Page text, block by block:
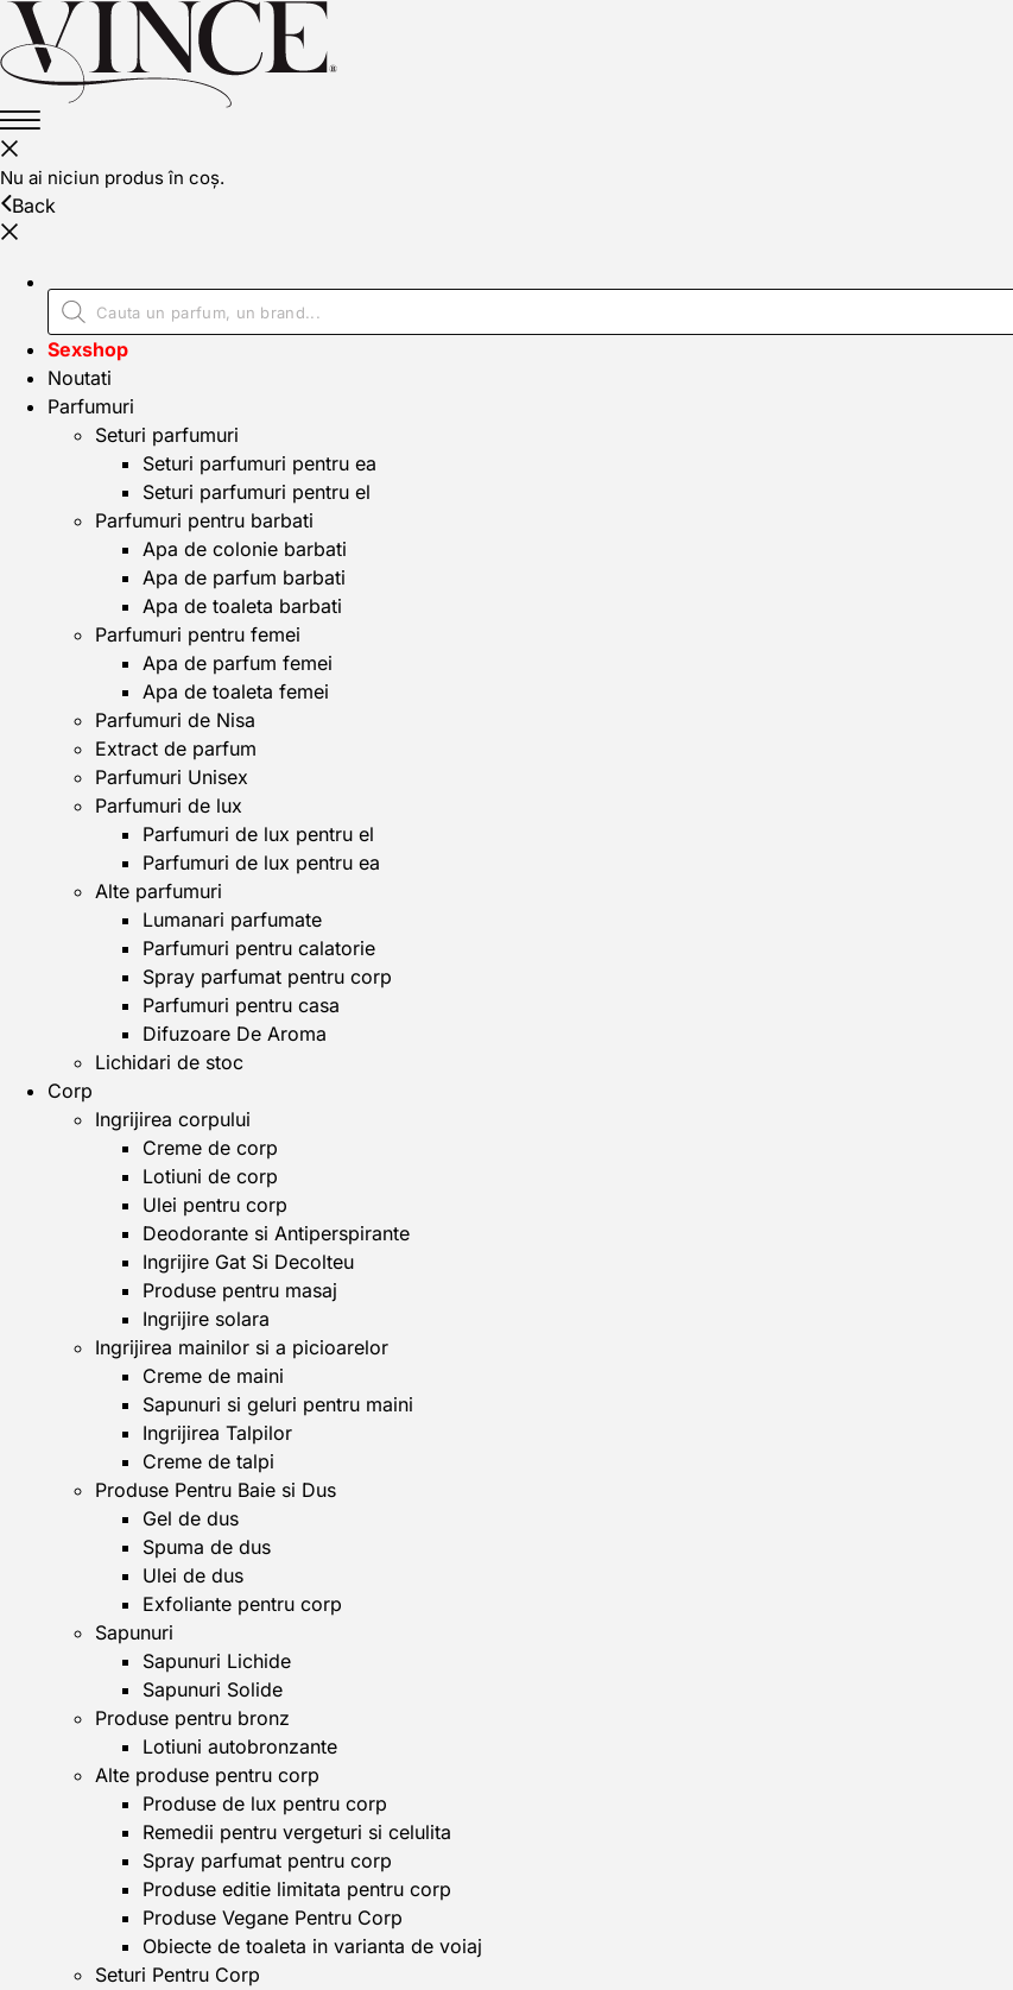
Nu ai niciun produs în coș.
Back
Sexshop
Noutati
Parfumuri
Seturi parfumuri
Seturi parfumuri pentru ea
Seturi parfumuri pentru el
Parfumuri pentru barbati
Apa de colonie barbati
Apa de parfum barbati
Apa de toaleta barbati
Parfumuri pentru femei
Apa de parfum femei
Apa de toaleta femei
Parfumuri de Nisa
Extract de parfum
Parfumuri Unisex
Parfumuri de lux
Parfumuri de lux pentru el
Parfumuri de lux pentru ea
Alte parfumuri
Lumanari parfumate
Parfumuri pentru calatorie
Spray parfumat pentru corp
Parfumuri pentru casa
Difuzoare De Aroma
Lichidari de stoc
Corp
Ingrijirea corpului
Creme de corp
Lotiuni de corp
Ulei pentru corp
Deodorante si Antiperspirante
Ingrijire Gat Si Decolteu
Produse pentru masaj
Ingrijire solara
Ingrijirea mainilor si a picioarelor
Creme de maini
Sapunuri si geluri pentru maini
Ingrijirea Talpilor
Creme de talpi
Produse Pentru Baie si Dus
Gel de dus
Spuma de dus
Ulei de dus
Exfoliante pentru corp
Sapunuri
Sapunuri Lichide
Sapunuri Solide
Produse pentru bronz
Lotiuni autobronzante
Alte produse pentru corp
Produse de lux pentru corp
Remedii pentru vergeturi si celulita
Spray parfumat pentru corp
Produse editie limitata pentru corp
Produse Vegane Pentru Corp
Obiecte de toaleta in varianta de voiaj
Seturi Pentru Corp